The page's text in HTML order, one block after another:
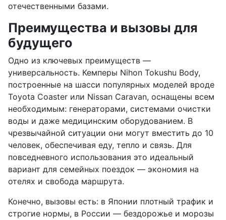
отечественными базами.
Преимущества и вызовы для
будущего
Одно из ключевых преимуществ —
универсальность. Кемперы Nihon Tokushu Body,
построенные на шасси популярных моделей вроде
Toyota Coaster или Nissan Caravan, оснащены всем
необходимым: генераторами, системами очистки
воды и даже медицинским оборудованием. В
чрезвычайной ситуации они могут вместить до 10
человек, обеспечивая еду, тепло и связь. Для
повседневного использования это идеальный
вариант для семейных поездок — экономия на
отелях и свобода маршрута.
Конечно, вызовы есть: в Японии плотный трафик и
строгие нормы, в России — бездорожье и морозы